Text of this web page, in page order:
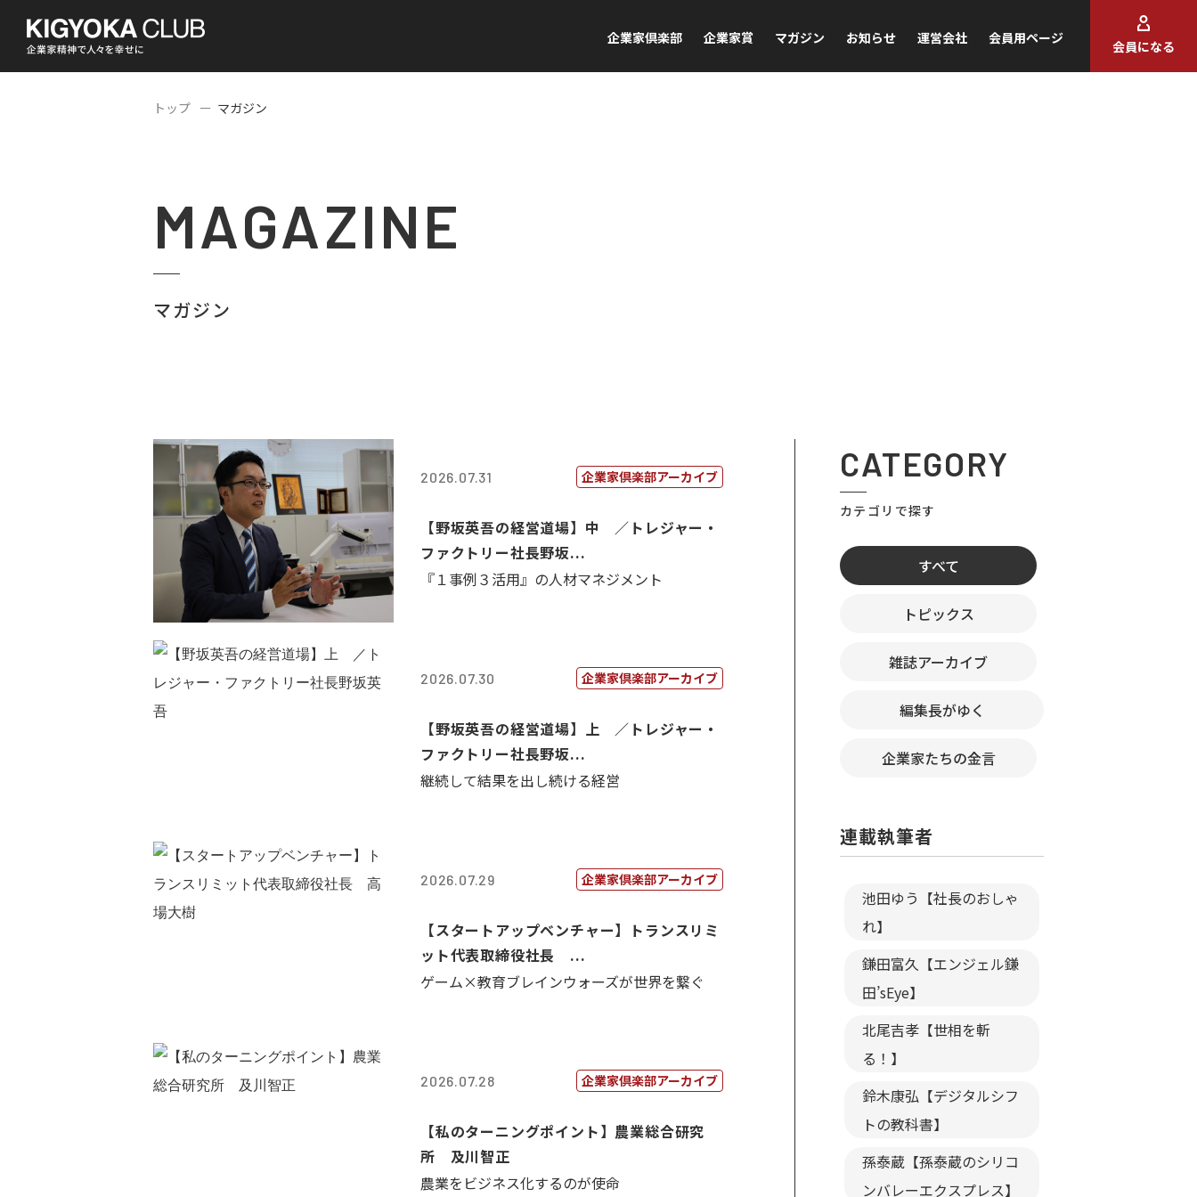
企業家倶楽部 企業家賞 マガジン お知らせ 運営会社 会員用ページ
会員になる
トップ マガジン
MAGAZINE
マガジン
2026.07.31 企業家倶楽部アーカイブ
【野坂英吾の経営道場】中 ／トレジャー・
ファクトリー社長野坂...
『１事例３活用』の人材マネジメント
2026.07.30 企業家倶楽部アーカイブ
【野坂英吾の経営道場】上 ／トレジャー・
ファクトリー社長野坂...
継続して結果を出し続ける経営
2026.07.29 企業家倶楽部アーカイブ
【スタートアップベンチャー】トランスリミ
ット代表取締役社長 ...
ゲーム×教育ブレインウォーズが世界を繋ぐ
2026.07.28 企業家倶楽部アーカイブ
【私のターニングポイント】農業総合研究
所 及川智正
農業をビジネス化するのが使命
CATEGORY
カテゴリで探す
すべて
トピックス
雑誌アーカイブ
編集長がゆく
企業家たちの金言
連載執筆者
池田ゆう【社長のおしゃ
れ】
鎌田富久【エンジェル鎌
田’sEye】
北尾吉孝【世相を斬
る！】
鈴木康弘【デジタルシフ
トの教科書】
孫泰蔵【孫泰蔵のシリコ
ンバレーエクスプレス】